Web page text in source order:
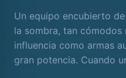
Un equipo encubierto
la sombra, tan
influencia como armas
gran potencia. Cuando